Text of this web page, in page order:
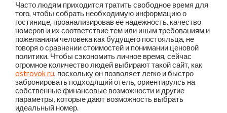
Часто людям приходится тратить свободное время для
того, чтобы собрать необходимую информацию о
гостинице, проанализировав ее надежность, качество
номеров и их соответствие тем или иным требованиям и
пожеланиям человека как будущего постояльца, не
говоря о сравнении стоимостей и понимании ценовой
политики. Чтобы сэкономить личное время, сейчас
огромное количество людей выбирают такой сайт, как
ostrovok ru, поскольку он позволяет легко и быстро
забронировать подходящий отель, ориентируясь на
собственные финансовые возможности и другие
параметры, которые дают возможность выбрать
идеальный номер.